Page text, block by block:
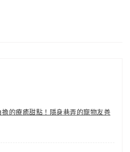
擔的療癒甜點！隱身巷弄的寵物友善